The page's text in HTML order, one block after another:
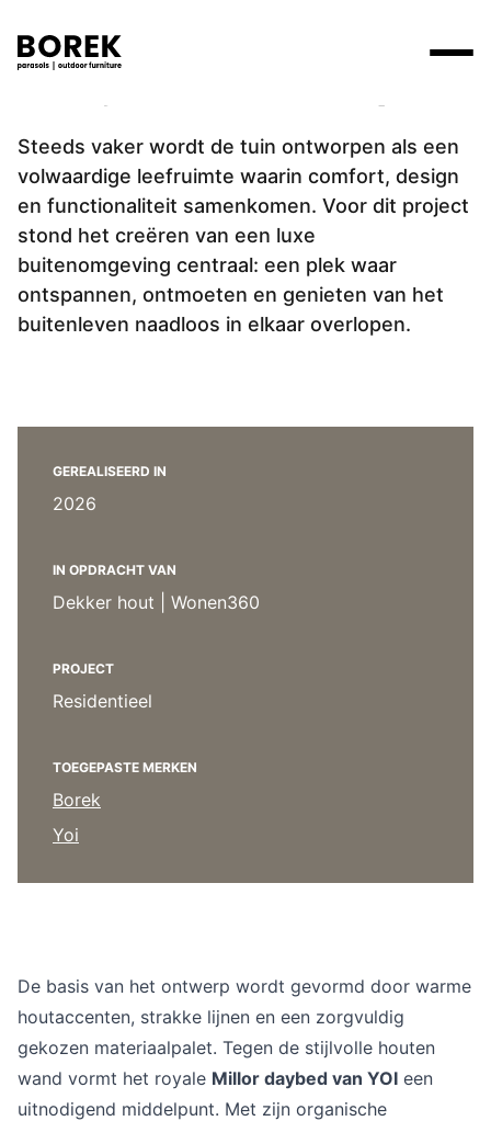
Producten
Alle producten
Tafels
Lounge
Collecties
Merken
Ontdek onze merken
Borek
Max & Luuk
Projecten
Verkooppunten
Flagship stores
Premium stores
Designers
Prijscatalogi
Contact
Support
Nieuws
Events
Werken bij
Zoek
Project Osdorp
Steeds vaker wordt de tuin ontworpen als een
volwaardige leefruimte waarin comfort, design
en functionaliteit samenkomen. Voor dit project
stond het creëren van een luxe
buitenomgeving centraal: een plek waar
ontspannen, ontmoeten en genieten van het
buitenleven naadloos in elkaar overlopen.
GEREALISEERD IN
2026
IN OPDRACHT VAN
Dekker hout | Wonen360
PROJECT
Residentieel
TOEGEPASTE MERKEN
Borek
Yoi
De basis van het ontwerp wordt gevormd door warme
houtaccenten, strakke lijnen en een zorgvuldig
gekozen materiaalpalet. Tegen de stijlvolle houten
wand vormt het royale Millor daybed van YOI een
uitnodigend middelpunt. Met zijn organische